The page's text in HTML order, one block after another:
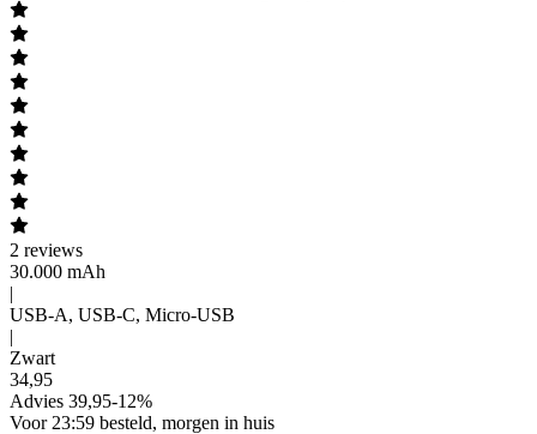
2 reviews
30.000 mAh
|
USB-A, USB-C, Micro-USB
|
Zwart
34,95
Advies 39,95-12%
Voor 23:59 besteld, morgen in huis